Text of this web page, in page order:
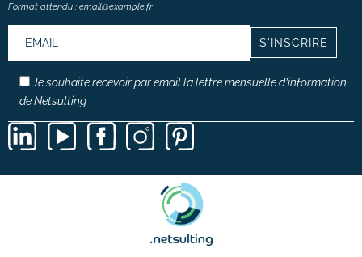
Format attendu : email@example.fr
Je souhaite recevoir par email la lettre mensuelle d’information
de Netsulting